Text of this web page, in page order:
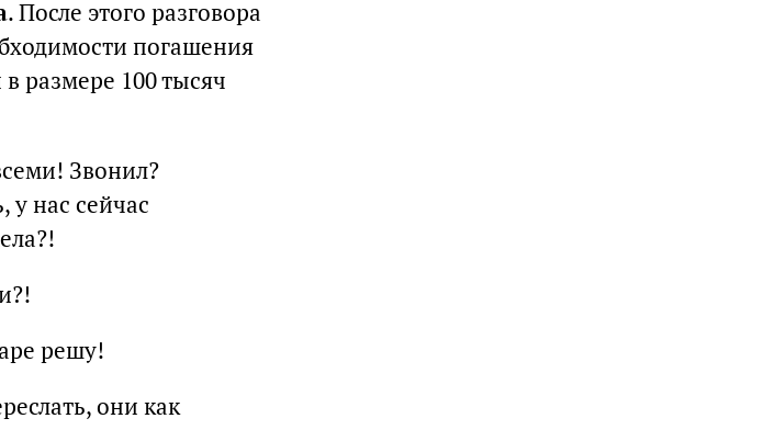
. После этого разговора
погашения
размере 100 тысяч
Звонил?
нас сейчас
решу!
они как